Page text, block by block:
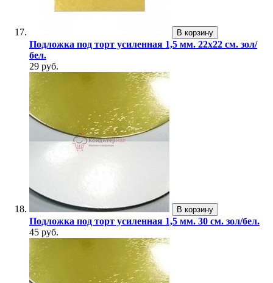
В корзину
Подложка под торт усиленная 1,5 мм. 22х22 см. зол/
бел.
29 руб.
В корзину
Подложка под торт усиленная 1,5 мм. 30 см. зол/бел.
45 руб.